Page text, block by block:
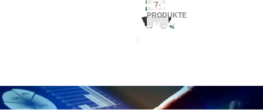
7-
PRODUKTE